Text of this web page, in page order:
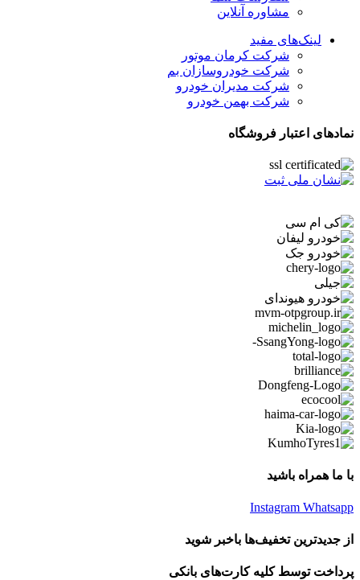
مشاوره آنلاین
لینک‌های مفید
شرکت کرمان موتور
شرکت خودروسازان بم
شرکت مدیران خودرو
شرکت بهمن خودرو
نمادهای اعتبار فروشگاه
با ما همراه باشید
Instagram Whatsapp
از جدیدترین تخفیف‌ها باخبر شوید
پرداخت توسط کلیه کارت‌های بانکی